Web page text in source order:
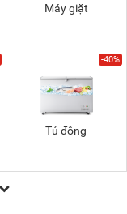
Máy giặt
-40%
Tủ đông